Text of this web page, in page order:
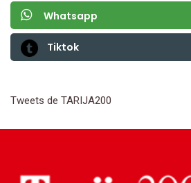
Whatsapp
Tiktok
Tweets de TARIJA200